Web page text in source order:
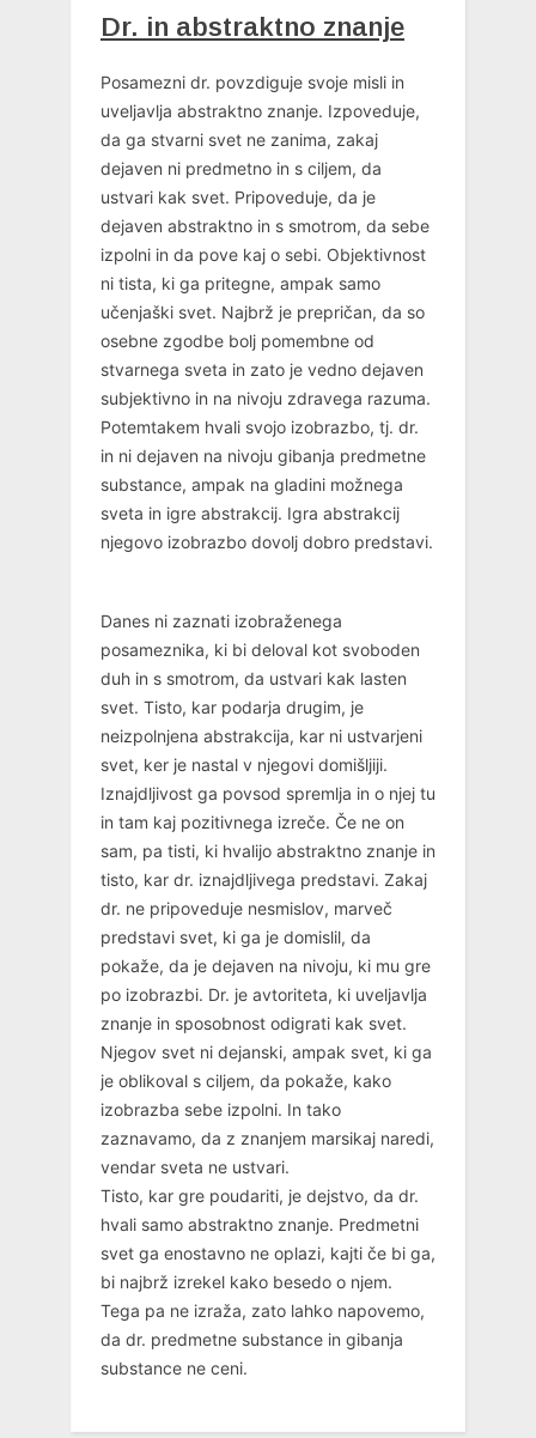
Dr. in abstraktno znanje
Posamezni dr. povzdiguje svoje misli in
uveljavlja abstraktno znanje. Izpoveduje,
da ga stvarni svet ne zanima, zakaj
dejaven ni predmetno in s ciljem, da
ustvari kak svet. Pripoveduje, da je
dejaven abstraktno in s smotrom, da sebe
izpolni in da pove kaj o sebi. Objektivnost
ni tista, ki ga pritegne, ampak samo
učenjaški svet. Najbrž je prepričan, da so
osebne zgodbe bolj pomembne od
stvarnega sveta in zato je vedno dejaven
subjektivno in na nivoju zdravega razuma.
Potemtakem hvali svojo izobrazbo, tj. dr.
in ni dejaven na nivoju gibanja predmetne
substance, ampak na gladini možnega
sveta in igre abstrakcij. Igra abstrakcij
njegovo izobrazbo dovolj dobro predstavi.
Danes ni zaznati izobraženega
posameznika, ki bi deloval kot svoboden
duh in s smotrom, da ustvari kak lasten
svet. Tisto, kar podarja drugim, je
neizpolnjena abstrakcija, kar ni ustvarjeni
svet, ker je nastal v njegovi domišljiji.
Iznajdljivost ga povsod spremlja in o njej tu
in tam kaj pozitivnega izreče. Če ne on
sam, pa tisti, ki hvalijo abstraktno znanje in
tisto, kar dr. iznajdljivega predstavi. Zakaj
dr. ne pripoveduje nesmislov, marveč
predstavi svet, ki ga je domislil, da
pokaže, da je dejaven na nivoju, ki mu gre
po izobrazbi. Dr. je avtoriteta, ki uveljavlja
znanje in sposobnost odigrati kak svet.
Njegov svet ni dejanski, ampak svet, ki ga
je oblikoval s ciljem, da pokaže, kako
izobrazba sebe izpolni. In tako
zaznavamo, da z znanjem marsikaj naredi,
vendar sveta ne ustvari.
Tisto, kar gre poudariti, je dejstvo, da dr.
hvali samo abstraktno znanje. Predmetni
svet ga enostavno ne oplazi, kajti če bi ga,
bi najbrž izrekel kako besedo o njem.
Tega pa ne izraža, zato lahko napovemo,
da dr. predmetne substance in gibanja
substance ne ceni.